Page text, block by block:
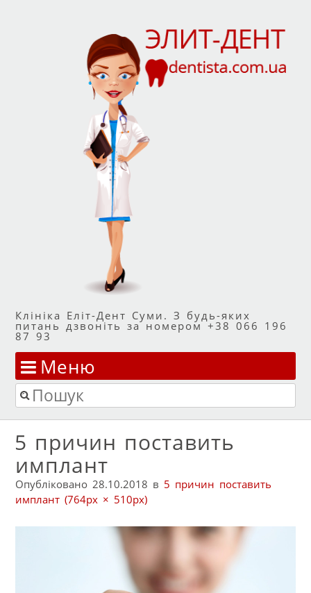
Клініка Еліт-Дент Суми. З будь-яких
питань дзвоніть за номером +38 066 196
87 93
Меню
Перейти до змісту
Пошук
5 причин поставить
имплант
Опубліковано 28.10.2018 в 5 причин поставить
имплант (764px × 510px)